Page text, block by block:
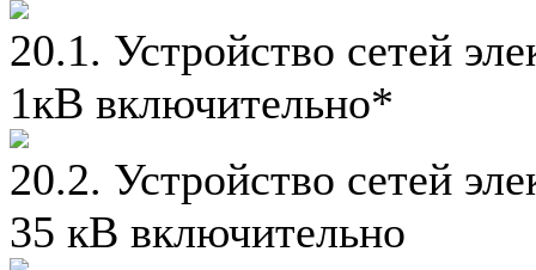
20.1. Устройство сетей
1кВ включительно*
20.2. Устройство сетей
35 кВ включительно